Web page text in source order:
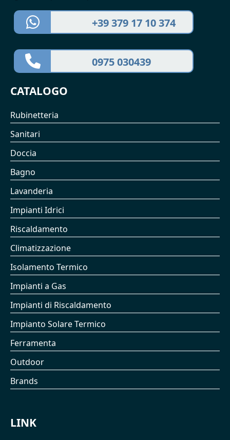
+39 379 17 10 374
0975 030439
CATALOGO
Rubinetteria
Sanitari
Doccia
Bagno
Lavanderia
Impianti Idrici
Riscaldamento
Climatizzazione
Isolamento Termico
Impianti a Gas
Impianti di Riscaldamento
Impianto Solare Termico
Ferramenta
Outdoor
Brands
LINK